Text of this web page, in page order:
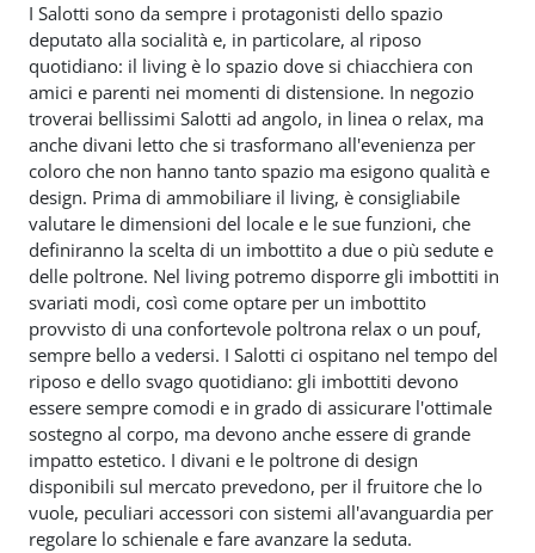
I Salotti sono da sempre i protagonisti dello spazio
deputato alla socialità e, in particolare, al riposo
quotidiano: il living è lo spazio dove si chiacchiera con
amici e parenti nei momenti di distensione. In negozio
troverai bellissimi Salotti ad angolo, in linea o relax, ma
anche divani letto che si trasformano all'evenienza per
coloro che non hanno tanto spazio ma esigono qualità e
design. Prima di ammobiliare il living, è consigliabile
valutare le dimensioni del locale e le sue funzioni, che
definiranno la scelta di un imbottito a due o più sedute e
delle poltrone. Nel living potremo disporre gli imbottiti in
svariati modi, così come optare per un imbottito
provvisto di una confortevole poltrona relax o un pouf,
sempre bello a vedersi. I Salotti ci ospitano nel tempo del
riposo e dello svago quotidiano: gli imbottiti devono
essere sempre comodi e in grado di assicurare l'ottimale
sostegno al corpo, ma devono anche essere di grande
impatto estetico. I divani e le poltrone di design
disponibili sul mercato prevedono, per il fruitore che lo
vuole, peculiari accessori con sistemi all'avanguardia per
regolare lo schienale e fare avanzare la seduta.